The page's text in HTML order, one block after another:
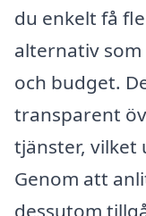
du enkelt få
alternativ
och budget.
transparent
tjänster,
Genom att
dessutom